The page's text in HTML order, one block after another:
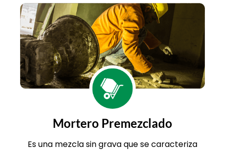
Mortero Premezclado
Es una mezcla sin grava que se caracteriza